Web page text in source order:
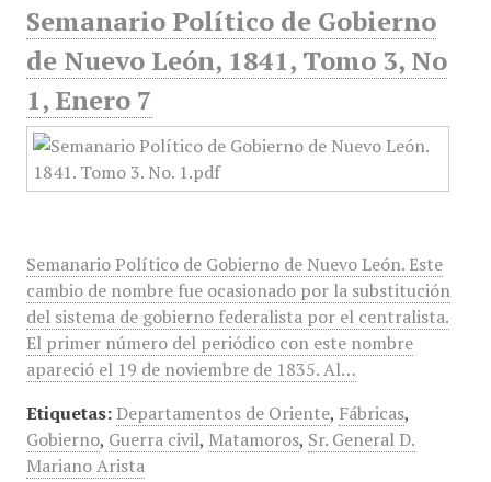
Semanario Político de Gobierno
de Nuevo León, 1841, Tomo 3, No
1, Enero 7
Semanario Político de Gobierno de Nuevo León. Este
cambio de nombre fue ocasionado por la substitución
del sistema de gobierno federalista por el centralista.
El primer número del periódico con este nombre
apareció el 19 de noviembre de 1835. Al…
Etiquetas: Departamentos de Oriente, Fábricas,
Gobierno, Guerra civil, Matamoros, Sr. General D.
Mariano Arista